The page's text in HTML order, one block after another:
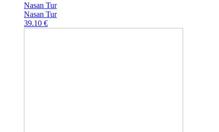
Nasan Tur
Nasan Tur
39.10 €